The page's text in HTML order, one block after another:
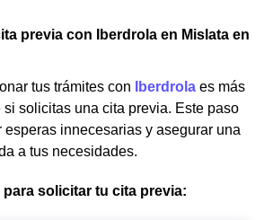
previa con Iberdrola en Mislata en
tus trámites con Iberdrola es más
si solicitas una cita previa. Este paso
esperas innecesarias y asegurar una
a tus necesidades.
solicitar tu cita previa: